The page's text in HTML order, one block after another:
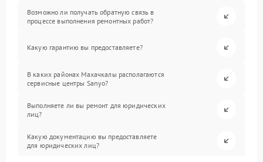
Возможно ли получать обратную связь в
процессе выполнения ремонтных работ?
Какую гарантию вы предоставляете?
В каких районах Махачкалы располагаются
сервисные центры Sanyo?
Выполняете ли вы ремонт для юридических
лиц?
Какую документацию вы предоставляете
для юридических лиц?